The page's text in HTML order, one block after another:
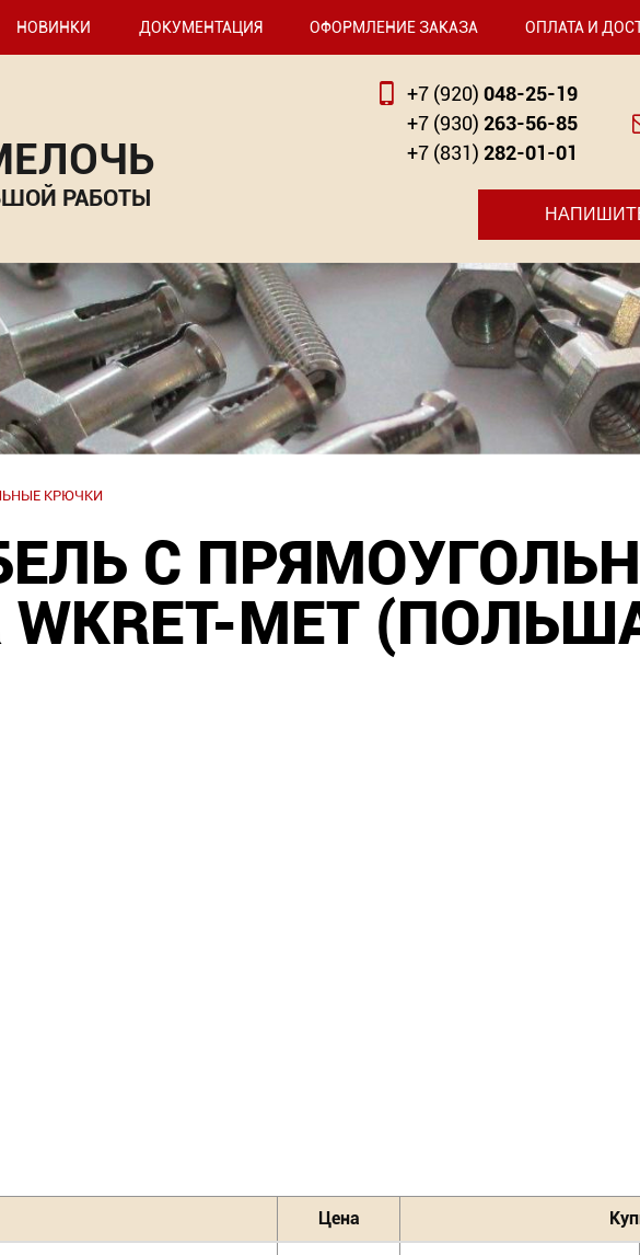
НОВИНКИ ДОКУМЕНТАЦИЯ ОФОРМЛЕНИЕ ЗАКАЗА ОПЛАТА И
РАБОТЫ
+7 (920) 048-25-19
+7 (930) 263-56-85
+7 (831) 282-01-01
КРЮЧКИ
С
MET
Цена